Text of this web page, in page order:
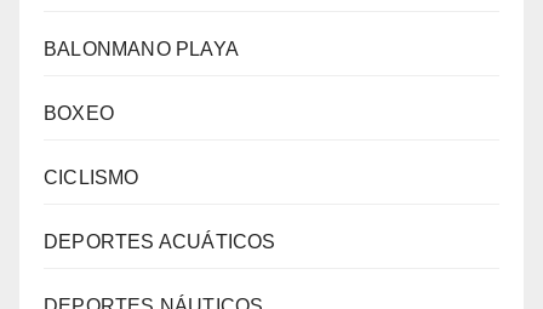
BALONMANO PLAYA
BOXEO
CICLISMO
DEPORTES ACUÁTICOS